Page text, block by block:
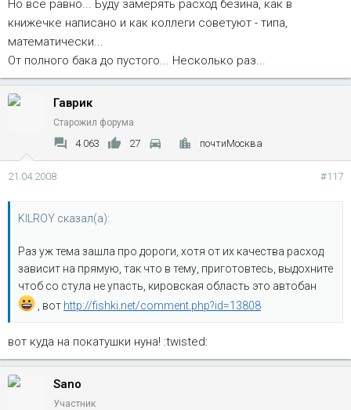
Но всё равно... Буду замерять расход безина, как в
книжечке написано и как коллеги советуют - типа,
математически...
От полного бака до пустого... Несколько раз...
Гаврик
Старожил форума
4 063 27 почтиМосква
21.04.2008 #117
KILROY сказал(а):
Раз уж тема зашла про дороги, хотя от их качества расход
зависит на прямую, так что в тему, приготовтесь, выдохните
чтоб со стула не упасть, кировская область это автобан
, вот http://fishki.net/comment.php?id=13808
вот куда на покатушки нуна! :twisted:
Sano
Участник